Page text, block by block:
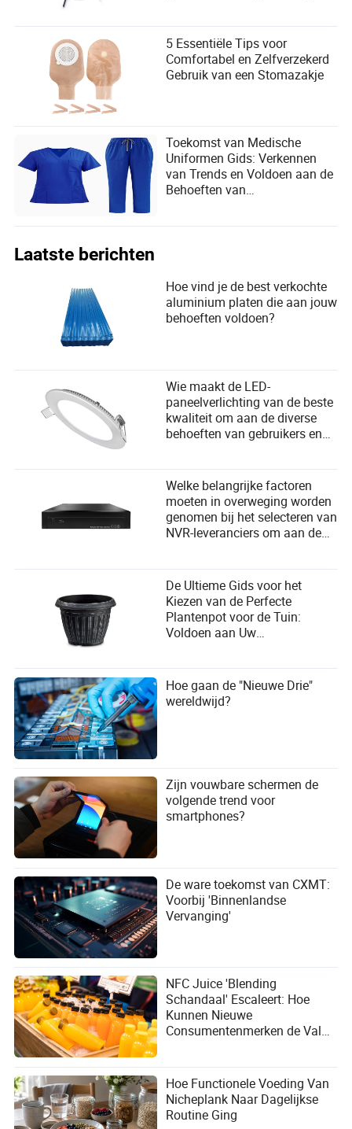
5 Essentiële Tips voor
Comfortabel en Zelfverzekerd
Gebruik van een Stomazakje
Toekomst van Medische
Uniformen Gids: Verkennen
van Trends en Voldoen aan de
Behoeften van
Laatste berichten
Hoe vind je de best verkochte
aluminium platen die aan jouw
behoeften voldoen?
Wie maakt de LED-
paneelverlichting van de beste
kwaliteit om aan de diverse
behoeften van gebruikers en
leveranciers te voldoen?
Welke belangrijke factoren
moeten in overweging worden
genomen bij het selecteren van
NVR-leveranciers om aan de
voldoen?
De Ultieme Gids voor het
Kiezen van de Perfecte
Plantenpot voor de Tuin:
Voldoen aan Uw
Hoe gaan de "Nieuwe Drie"
wereldwijd?
Zijn vouwbare schermen de
volgende trend voor
smartphones?
De ware toekomst van CXMT:
Voorbij 'Binnenlandse
Vervanging'
NFC Juice 'Blending
Schandaal' Escaleert: Hoe
Kunnen Nieuwe
Consumentenmerken de Val
Vermijden?
Hoe Functionele Voeding Van
Nicheplank Naar Dagelijkse
Routine Ging